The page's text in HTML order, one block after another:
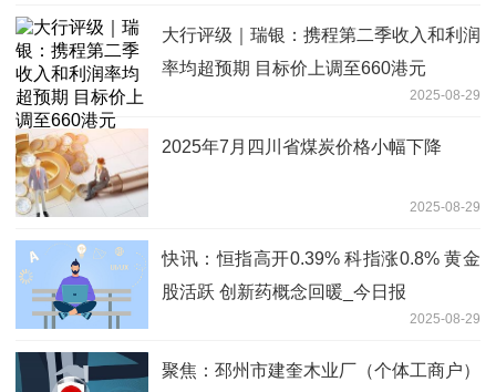
大行评级｜瑞银：携程第二季收入和利润
率均超预期 目标价上调至660港元
2025-08-29
2025年7月四川省煤炭价格小幅下降
2025-08-29
快讯：恒指高开0.39% 科指涨0.8% 黄金
股活跃 创新药概念回暖_今日报
2025-08-29
聚焦：邳州市建奎木业厂（个体工商户）